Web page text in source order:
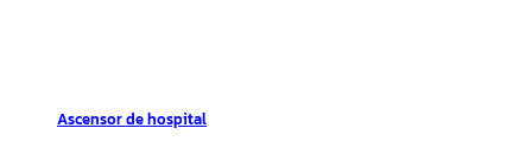
Ascensor de hospital